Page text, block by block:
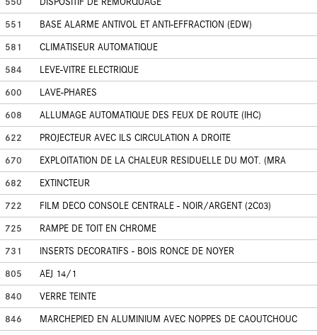
551
BASE ALARME ANTIVOL ET ANTI-EFFRACTION (EDW)
581
CLIMATISEUR AUTOMATIQUE
584
LEVE-VITRE ELECTRIQUE
600
LAVE-PHARES
608
ALLUMAGE AUTOMATIQUE DES FEUX DE ROUTE (IHC)
622
PROJECTEUR AVEC ILS CIRCULATION A DROITE
670
EXPLOITATION DE LA CHALEUR RESIDUELLE DU MOT. (MRA
682
EXTINCTEUR
722
FILM DECO CONSOLE CENTRALE - NOIR/ARGENT (2C03)
725
RAMPE DE TOIT EN CHROME
731
INSERTS DECORATIFS - BOIS RONCE DE NOYER
805
AEJ 14/1
840
VERRE TEINTE
846
MARCHEPIED EN ALUMINIUM AVEC NOPPES DE CAOUTCHOUC